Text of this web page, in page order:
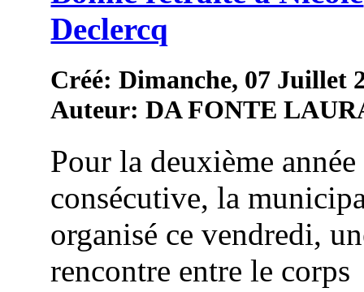
Declercq
Créé: Dimanche, 07 Juillet
Auteur: DA FONTE
Pour la deuxième année
consécutive, la
organisé ce vendredi,
rencontre entre le corps